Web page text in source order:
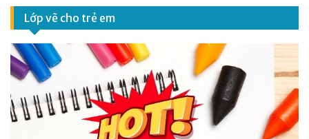
Lớp vẽ cho trẻ em